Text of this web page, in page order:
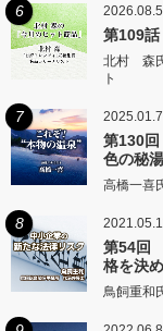
6 2026.08.5
第109
北村 森
ト
7 2025.01.7
第130
色の秘湯
高橋一喜
8
第54回
格を決
鳥飼重和